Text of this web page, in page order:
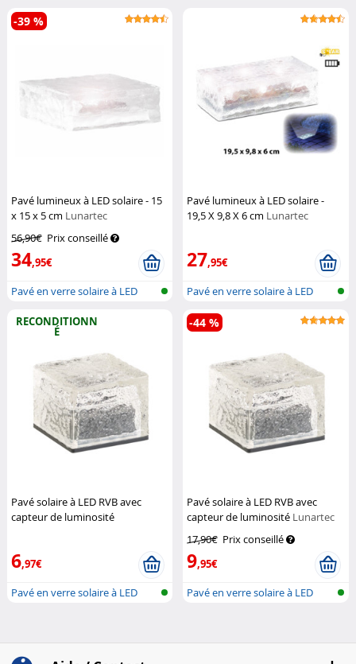
Pavé lumineux à LED solaire - 15
x 15 x 5 cm Lunartec
56,90€ Prix conseillé
34,95€
-39 %
Pavé en verre solaire à LED
Pavé lumineux à LED solaire -
19,5 X 9,8 X 6 cm Lunartec
27,95€
Pavé en verre solaire à LED
RECONDITIONN
É
Pavé solaire à LED RVB avec
capteur de luminosité
6,97€
Pavé en verre solaire à LED
Pavé solaire à LED RVB avec
capteur de luminosité Lunartec
17,90€ Prix conseillé
9,95€
-44 %
Pavé en verre solaire à LED